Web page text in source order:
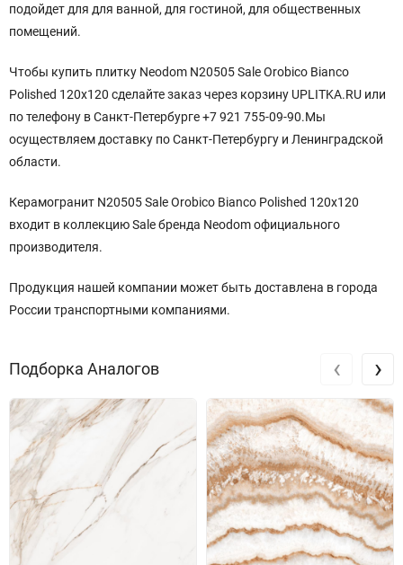
подойдет для для ванной, для гостиной, для общественных
помещений.
Чтобы купить плитку Neodom N20505 Sale Orobico Bianco
Polished 120x120 сделайте заказ через корзину UPLITKA.RU или
по телефону в Санкт-Петербурге +7 921 755-09-90.Мы
осуществляем доставку по Санкт-Петербургу и Ленинградской
области.
Керамогранит N20505 Sale Orobico Bianco Polished 120x120
входит в коллекцию Sale бренда Neodom официального
производителя.
Продукция нашей компании может быть доставлена в города
России транспортными компаниями.
Подборка Аналогов ‹ ›